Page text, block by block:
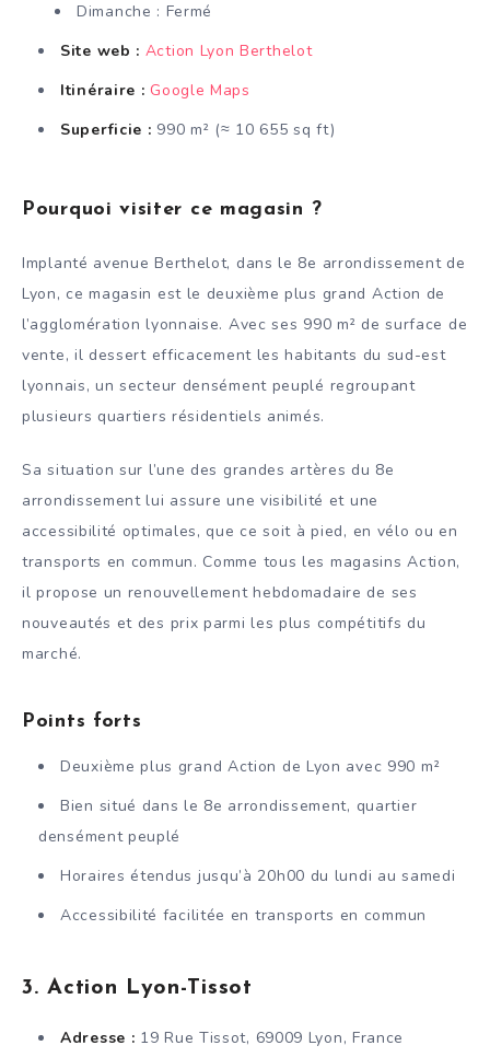
Dimanche : Fermé
Site web : Action Lyon Berthelot
Itinéraire : Google Maps
Superficie : 990 m² (≈ 10 655 sq ft)
Pourquoi visiter ce magasin ?
Implanté avenue Berthelot, dans le 8e arrondissement de
Lyon, ce magasin est le deuxième plus grand Action de
l’agglomération lyonnaise. Avec ses 990 m² de surface de
vente, il dessert efficacement les habitants du sud-est
lyonnais, un secteur densément peuplé regroupant
plusieurs quartiers résidentiels animés.
Sa situation sur l’une des grandes artères du 8e
arrondissement lui assure une visibilité et une
accessibilité optimales, que ce soit à pied, en vélo ou en
transports en commun. Comme tous les magasins Action,
il propose un renouvellement hebdomadaire de ses
nouveautés et des prix parmi les plus compétitifs du
marché.
Points forts
Deuxième plus grand Action de Lyon avec 990 m²
Bien situé dans le 8e arrondissement, quartier
densément peuplé
Horaires étendus jusqu’à 20h00 du lundi au samedi
Accessibilité facilitée en transports en commun
3. Action Lyon-Tissot
Adresse : 19 Rue Tissot, 69009 Lyon, France